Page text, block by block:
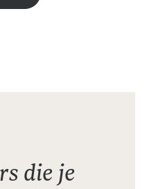
die je